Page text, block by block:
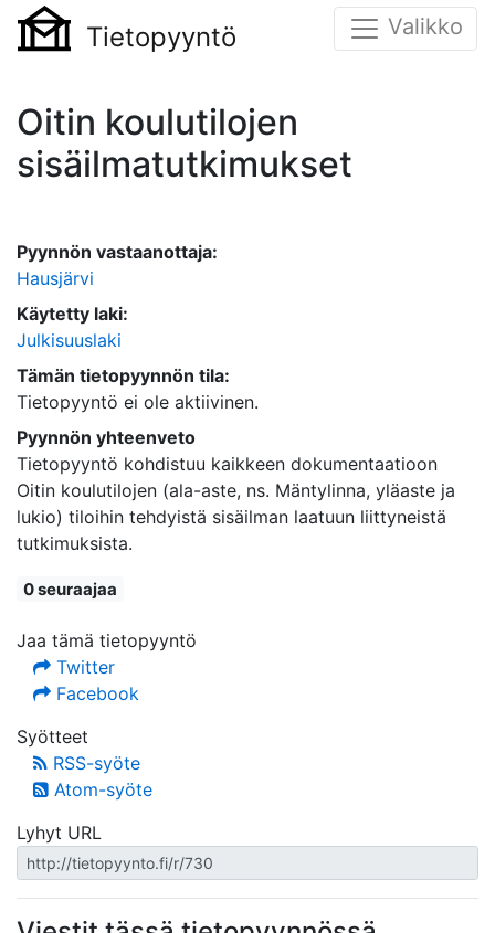
Tietopyyntö Valikko
Oitin koulutilojen
sisäilmatutkimukset
Pyynnön vastaanottaja:
Hausjärvi
Käytetty laki:
Julkisuuslaki
Tämän tietopyynnön tila:
Tietopyyntö ei ole aktiivinen.
Pyynnön yhteenveto
Tietopyyntö kohdistuu kaikkeen dokumentaatioon
Oitin koulutilojen (ala-aste, ns. Mäntylinna, yläaste ja
lukio) tiloihin tehdyistä sisäilman laatuun liittyneistä
tutkimuksista.
0 seuraajaa
Jaa tämä tietopyyntö
Twitter
Facebook
Syötteet
RSS-syöte
Atom-syöte
Lyhyt URL